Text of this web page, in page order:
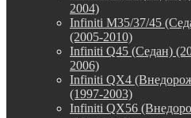
2004)
Infiniti M35/37/45
(2005-2010)
Infiniti Q45 (Седан)
2006)
Infiniti QX4
(1997-2003)
Infiniti QX56